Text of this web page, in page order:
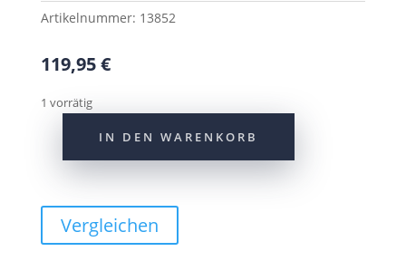
Artikelnummer: 13852
119,95€
1 vorrätig
"Luk"
IN DEN WARENKORB
Vergleichen